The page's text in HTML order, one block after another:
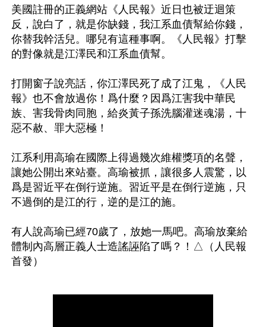
美國註冊的正義網站《人民報》近日也被迂迴策
反，說白了，就是你缺錢，我江系血債幫給你錢，
你替我幹活兒。哪兒有這種事啊。《人民報》打擊
的對像就是江澤民和江系血債幫。
打開窗子說亮話，你江澤民死了成了江鬼，《人民
報》也不會放過你！爲什麼？因爲江害我中華民
族、害我骨肉同胞，給炎黃子孫洗腦灌迷魂湯，十
惡不赦、罪大惡極！
江系利用高瑜在國際上得過幾次維權獎項的名聲，
讓她公開出來站臺。高瑜被抓，讓很多人震驚，以
爲是習近平在倒行逆施。習近平是在倒行逆施，只
不過倒的是江的行，逆的是江的施。
有人說高瑜已經70歲了，放她一馬吧。高瑜放棄給
體制內高層正義人士造謠誣陷了嗎？！△（人民報